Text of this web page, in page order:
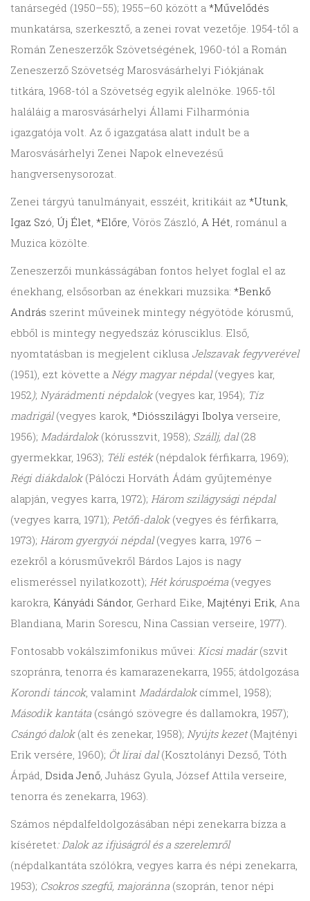
tanársegéd (1950–55); 1955–60 között a *Művelődés
munkatársa, szerkesztő, a zenei rovat vezetője. 1954-től a
Román Zeneszerzők Szövetségének, 1960-tól a Román
Zeneszerző Szövetség Marosvásárhelyi Fiókjának
titkára, 1968-tól a Szövetség egyik alelnöke. 1965-től
haláláig a marosvásárhelyi Állami Filharmónia
igazgatója volt. Az ő igazgatása alatt indult be a
Marosvásárhelyi Zenei Napok elnevezésű
hangversenysorozat.
Zenei tárgyú tanulmányait, esszéit, kritikáit az *Utunk,
Igaz Szó, Új Élet, *Előre, Vörös Zászló, A Hét, románul a
Muzica közölte.
Zeneszerzői munkásságában fontos helyet foglal el az
énekhang, elsősorban az énekkari muzsika: *Benkő
András szerint műveinek mintegy négyötöde kórusmű,
ebből is mintegy negyedszáz kórusciklus. Első,
nyomtatásban is megjelent ciklusa Jelszavak fegyverével
(1951), ezt követte a Négy magyar népdal(vegyes kar,
1952); Nyárádmenti népdalok(vegyes kar, 1954); Tíz
madrigál(vegyes karok, *Diósszilágyi Ibolya verseire,
1956); Madárdalok(kórusszvit, 1958); Szállj, dal(28
gyermekkar, 1963); Téli esték(népdalok férfikarra, 1969);
Régi diákdalok(Pálóczi Horváth Ádám gyűjteménye
alapján, vegyes karra, 1972); Három szilágysági népdal
(vegyes karra, 1971); Petőfi-dalok(vegyes és férfikarra,
1973); Három gyergyói népdal(vegyes karra, 1976 –
ezekről a kórusművekről Bárdos Lajos is nagy
elismeréssel nyilatkozott); Hét kóruspoéma (vegyes
karokra, Kányádi Sándor, Gerhard Eike, Majtényi Erik, Ana
Blandiana, Marin Sorescu, Nina Cassian verseire, 1977).
Fontosabb vokálszimfonikus művei: Kicsi madár(szvit
szopránra, tenorra és kamarazenekarra, 1955; átdolgozása
Korondi táncok, valamint Madárdalokcímmel, 1958);
Második kantáta (csángó szövegre és dallamokra, 1957);
Csángó dalok(alt és zenekar, 1958); Nyújts kezet(Majté­nyi
Erik versére, 1960); Öt lírai dal(Kosztolányi Dezső, Tóth
Árpád, Dsida Jenő, Juhász Gyula, József Attila verseire,
tenorra és zenekarra, 1963).
Számos népdalfeldolgozásában népi zenekarra bízza a
kíséretet: Dalok az ifjúságról és a szerelemről
(népdalkantáta szólókra, vegyes karra és népi zenekarra,
1953); Csokros szegfű, majoránna (szoprán, tenor népi